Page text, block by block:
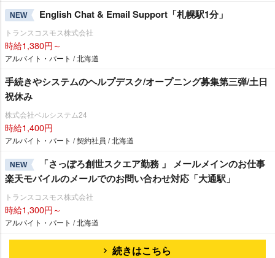
NEW English Chat & Email Support「札幌駅1分」
トランスコスモス株式会社
時給1,380円～
アルバイト・パート / 北海道
手続きやシステムのヘルプデスク/オープニング募集第三弾/土日
祝休み
株式会社ベルシステム24
時給1,400円
アルバイト・パート / 契約社員 / 北海道
NEW
「さっぽろ創世スクエア勤務 」 メールメインのお仕事
楽天モバイルのメールでのお問い合わせ対応「大通駅」
トランスコスモス株式会社
時給1,300円～
アルバイト・パート / 北海道
続きはこちら